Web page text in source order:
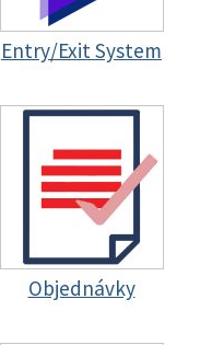
Entry/Exit System
Objednávky